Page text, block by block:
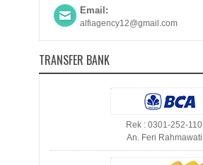
Email:
alfiagency12@gmail.com
TRANSFER BANK
Rek : 0301-252-110
An. Feri Rahmawati